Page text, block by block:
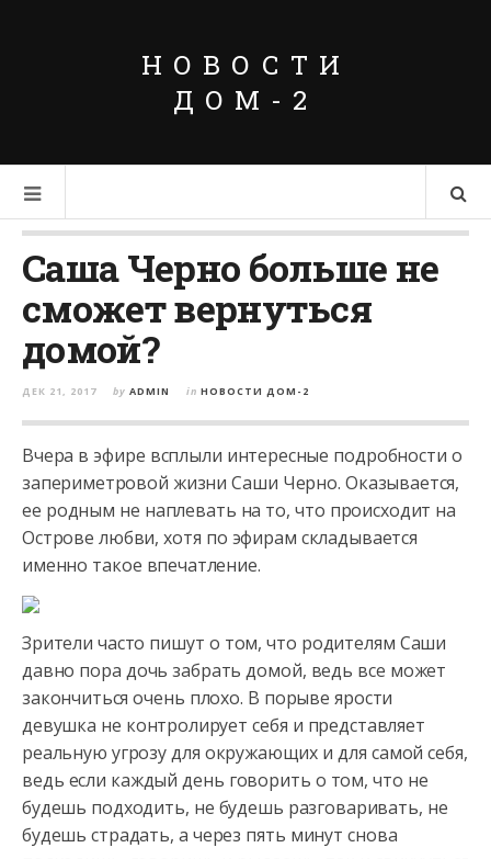
НОВОСТИ
ДОМ-2
Саша Черно больше не
сможет вернуться
домой?
ДЕК 21, 2017 by ADMIN in НОВОСТИ ДОМ-2
Вчера в эфире всплыли интересные подробности о
запериметровой жизни Саши Черно. Оказывается,
ее родным не наплевать на то, что происходит на
Острове любви, хотя по эфирам складывается
именно такое впечатление.
Зрители часто пишут о том, что родителям Саши
давно пора дочь забрать домой, ведь все может
закончиться очень плохо. В порыве ярости
девушка не контролирует себя и представляет
реальную угрозу для окружающих и для самой себя,
ведь если каждый день говорить о том, что не
будешь подходить, не будешь разговаривать, не
будешь страдать, а через пять минут снова